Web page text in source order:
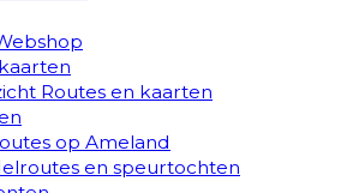
Routes en kaarten
op Ameland
en speurtochten